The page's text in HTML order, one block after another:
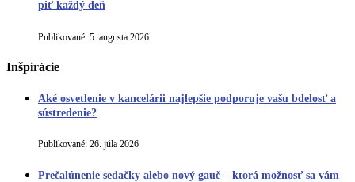
piť každý deň
Publikované: 5. augusta 2026
Inšpirácie
Aké osvetlenie v kancelárii najlepšie podporuje vašu bdelosť a
sústredenie?
Publikované: 26. júla 2026
Prečalúnenie sedačky alebo nový gauč – ktorá možnosť sa vám